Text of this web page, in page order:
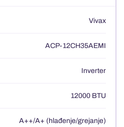
Vivax
ACP-12CH35AEMI
Inverter
12000 BTU
A++/A+ (hlađenje/grejanje)